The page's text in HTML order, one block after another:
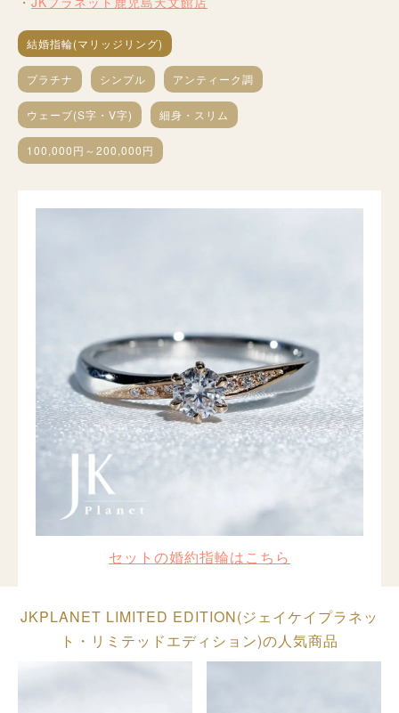
結婚指輪(マリッジリング)
プラチナ シンプル アンティーク調
ウェーブ(S字・V字) 細身・スリム
100,000円～200,000円
セットの婚約指輪はこちら
JKPLANET LIMITED EDITION(ジェイケイプラネッ
ト・リミテッドエディション)の人気商品